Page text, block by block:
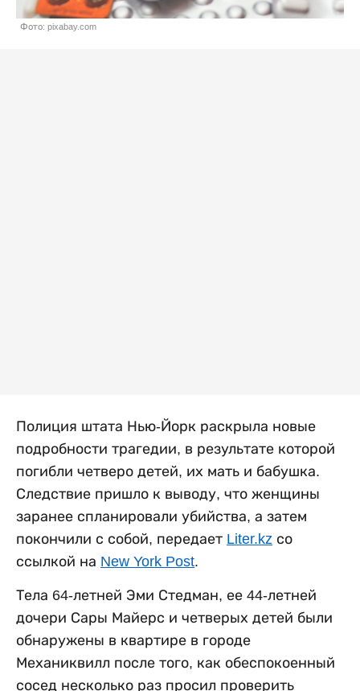
Фото: pixabay.com
Полиция штата Нью-Йорк раскрыла новые
подробности трагедии, в результате которой
погибли четверо детей, их мать и бабушка.
Следствие пришло к выводу, что женщины
заранее спланировали убийства, а затем
покончили с собой, передает Liter.kz со
ссылкой на New York Post.
Тела 64-летней Эми Стедман, ее 44-летней
дочери Сары Майерс и четверых детей были
обнаружены в квартире в городе
Механиквилл после того, как обеспокоенный
сосед несколько раз просил проверить